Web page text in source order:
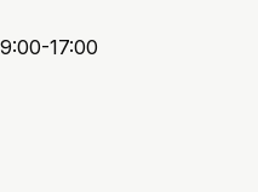
17:00